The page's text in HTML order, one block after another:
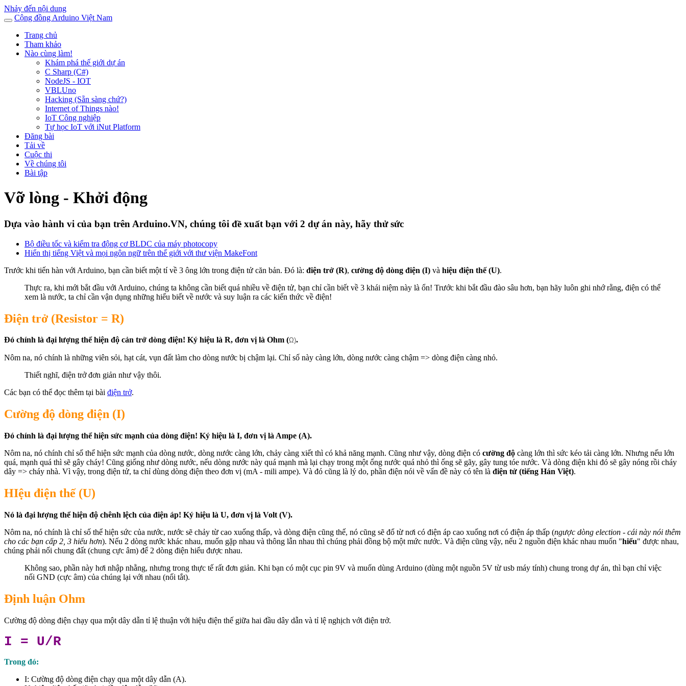
Nhảy đến nội dung
Cộng đồng Arduino Việt Nam
Trang chủ
Tham khảo
Nào cùng làm!
Khám phá thế giới dự án
C Sharp (C#)
NodeJS - IOT
VBLUno
Hacking (Sẵn sàng chứ?)
Internet of Things nào!
IoT Công nghiệp
Tự học IoT với iNut Platform
Đăng bài
Tải về
Cuộc thi
Về chúng tôi
Bài tập
Vỡ lòng - Khởi động
Dựa vào hành vi của bạn trên Arduino.VN, chúng tôi đề xuất bạn với 2 dự án này, hãy thử sức
Bộ điều tốc và kiểm tra động cơ BLDC của máy photocopy
Hiển thị tiếng Việt và mọi ngôn ngữ trên thế giới với thư viện MakeFont
Trước khi tiến hàn với Arduino, bạn cần biết một tí về 3 ông lớn trong điện tử căn bản. Đó là: điện trở (R), cường độ dòng điện (I) và hiệu điện thế (U).
Thực ra, khi mới bắt đầu với Arduino, chúng ta không cần biết quá nhiều về điện tử, bạn chỉ cần biết về 3 khái niệm này là ổn! Trước khi bắt đầu đào sâu hơn, bạn hãy luôn ghi nhớ rằng, điện có thể
xem là nước, ta chỉ cần vận dụng những hiểu biết về nước và suy luận ra các kiến thức về điện!
Điện trở (Resistor = R)
Đó chính là đại lượng thể hiện độ cản trở dòng điện! Ký hiệu là R, đơn vị là Ohm (Ω).
Nôm na, nó chính là những viên sỏi, hạt cát, vụn đất làm cho dòng nước bị chậm lại. Chỉ số này càng lớn, dòng nước càng chậm => dòng điện càng nhỏ.
Thiết nghĩ, điện trở đơn giản như vậy thôi.
Các bạn có thể đọc thêm tại bài điện trở.
Cường độ dòng điện (I)
Đó chính là đại lượng thể hiện sức mạnh của dòng điện! Ký hiệu là I, đơn vị là Ampe (A).
Nôm na, nó chính chỉ số thể hiện sức mạnh của dòng nước, dòng nước càng lớn, chảy càng xiết thì có khả năng mạnh. Cũng như vậy, dòng điện có cường độ càng lớn thì sức kéo tải càng lớn. Nhưng nếu lớn
quá, mạnh quá thì sẽ gây cháy! Cũng giống như dòng nước, nếu dòng nước này quá mạnh mà lại chạy trong một ổng nước quá nhỏ thì ống sẽ gãy, gây tung tóe nước. Và dòng điện khi đó sẽ gây nóng rồi cháy
dây => cháy nhà. Vì vậy, trong điện tử, ta chỉ dùng dòng điện theo đơn vị (mA - mili ampe). Và đó cũng là lý do, phần điện nói về vấn đề này có tên là điện tử (tiếng Hán Việt).
HIệu điện thế (U)
Nó là đại lượng thể hiện độ chênh lệch của điện áp! Ký hiệu là U, đơn vị là Volt (V).
Nôm na, nó chính là chỉ số thể hiện sức của nước, nước sẽ chảy từ cao xuống thấp, và dòng điện cũng thế, nó cũng sẽ đổ từ nơi có điện áp cao xuống nơi có điện áp thấp (ngược dòng election - cái này nói thêm
cho các bạn cấp 2, 3 hiểu hơn). Nếu 2 dòng nước khác nhau, muốn gặp nhau và thông lẫn nhau thì chúng phải đồng bộ một mức nước. Và điện cũng vậy, nếu 2 nguồn điện khác nhau muốn "hiểu" được nhau,
chúng phải nối chung đất (chung cực âm) để 2 dòng điện hiểu được nhau.
Không sao, phần này hơi nhập nhằng, nhưng trong thực tế rất đơn giản. Khi bạn có một cục pin 9V và muốn dùng Arduino (dùng một nguồn 5V từ usb máy tính) chung trong dự án, thì bạn chỉ việc
nối GND (cực âm) của chúng lại với nhau (nối tắt).
Định luận Ohm
Cường độ dòng điện chạy qua một dây dẫn tỉ lệ thuận với hiệu điện thế giữa hai đầu dây dẫn và tỉ lệ nghịch với điện trở.
I = U/R
Trong đó:
I: Cường độ dòng điện chạy qua một dây dẫn (A).